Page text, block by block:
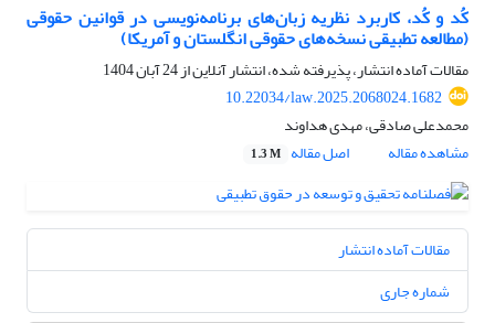
کُد و کُد، کاربرد نظریه زبان‌های برنامه‌نویسی در قوانین حقوقی
(مطالعه تطبیقی نسخه‌های حقوقی انگلستان و آمریکا)
مقالات آماده انتشار، پذیرفته شده، انتشار آنلاین از24 آبان 1404
10.22034/law.2025.2068024.1682
محمدعلی صادقی، مهدی هداوند
مشاهده مقاله
اصل مقاله 1.3 M
مقالات آماده انتشار
شماره جاری